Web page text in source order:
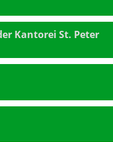
Kantorei St. Peter